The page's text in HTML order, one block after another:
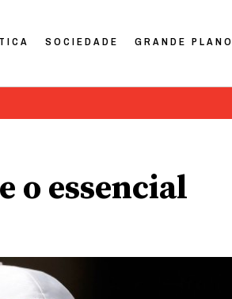
SOCIEDADE GRANDE PLANO
o essencial